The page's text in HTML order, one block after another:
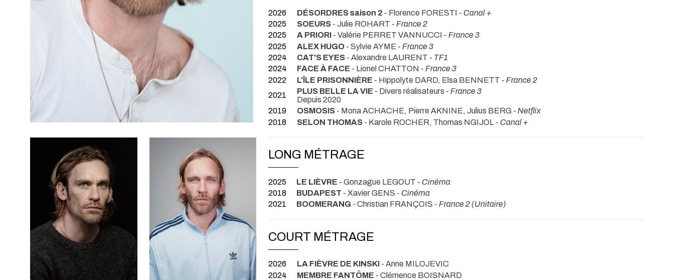
2026 DÉSORDRES saison 2 - Florence FORESTI - Canal +
2025
SOEURS - Julie ROHART - France 2
2025
A PRIORI - Valérie PERRET VANNUCCI - France 3
2025
ALEX HUGO - Sylvie AYME - France 3
2024
CAT'S EYES - Alexandre LAURENT - TF1
2024
FACE À FACE - Lionel CHATTON - France 3
2022
L'ÎLE PRISONNIÈRE - Hippolyte DARD, Elsa BENNETT - France 2
2021
PLUS BELLE LA VIE - Divers réalisateurs - France 3
Depuis 2020
2019
OSMOSIS - Mona ACHACHE, Pierre AKNINE, Julius BERG - Netflix
2018
SELON THOMAS - Karole ROCHER, Thomas NGIJOL - Canal +
LONG MÉTRAGE
2025 LE LIÈVRE - Gonzague LEGOUT - Cinéma
2018
BUDAPEST - Xavier GENS - Cinéma
2021
BOOMERANG - Christian FRANÇOIS - France 2 (Unitaire)
COURT MÉTRAGE
2026 LA FIÈVRE DE KINSKI - Anne MILOJEVIC
2024
MEMBRE FANTÔME - Clémence BOISNARD